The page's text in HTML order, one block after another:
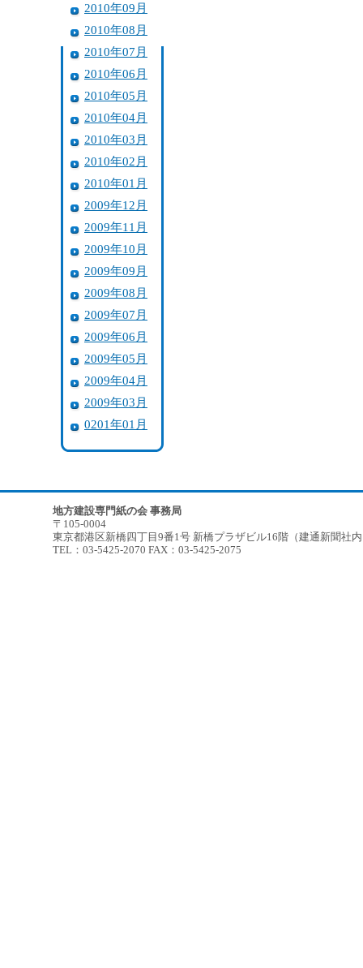
2010年09月
2010年08月
2010年07月
2010年06月
2010年05月
2010年04月
2010年03月
2010年02月
2010年01月
2009年12月
2009年11月
2009年10月
2009年09月
2009年08月
2009年07月
2009年06月
2009年05月
2009年04月
2009年03月
0201年01月
地方建設専門紙の会 事務局
〒105-0004
東京都港区新橋四丁目9番1号 新橋プラザビル16階（建通新聞社
TEL：03-5425-2070 FAX：03-5425-2075